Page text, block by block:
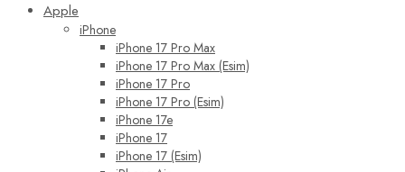
Apple
iPhone
iPhone 17 Pro Max
iPhone 17 Pro Max (Esim)
iPhone 17 Pro
iPhone 17 Pro (Esim)
iPhone 17e
iPhone 17
iPhone 17 (Esim)